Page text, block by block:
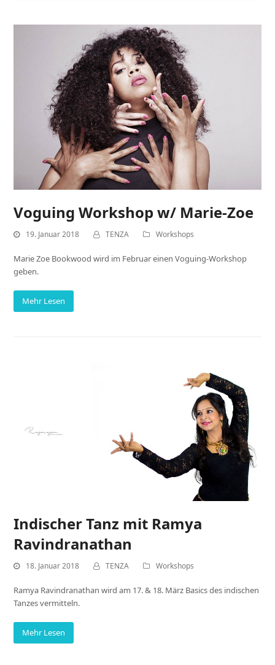
Voguing Workshop w/ Marie-Zoe
19. Januar 2018 TENZA Workshops
Marie Zoe Bookwood wird im Februar einen Voguing-Workshop
geben.
Mehr Lesen
Indischer Tanz mit Ramya
Ravindranathan
18. Januar 2018 TENZA Workshops
Ramya Ravindranathan wird am 17. & 18. März Basics des indischen
Tanzes vermitteln.
Mehr Lesen